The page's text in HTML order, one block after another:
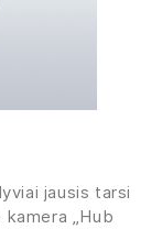
jausis tarsi
„Hub